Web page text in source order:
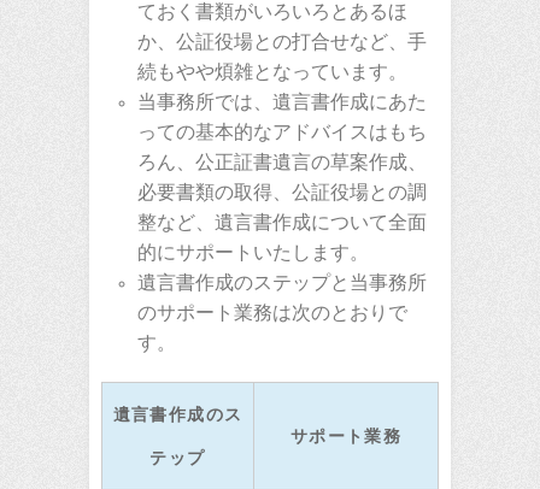
ておく書類がいろいろとあるほ
か、公証役場との打合せなど、手
続もやや煩雑となっています。
当事務所では、遺言書作成にあた
っての基本的なアドバイスはもち
ろん、公正証書遺言の草案作成、
必要書類の取得、公証役場との調
整など、遺言書作成について全面
的にサポートいたします。
遺言書作成のステップと当事務所
のサポート業務は次のとおりで
す。
遺言書作成のス
テップ
サポート業務